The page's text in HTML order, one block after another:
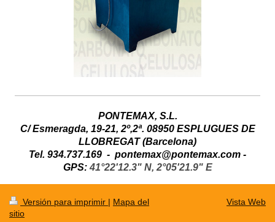
PONTEMAX, S.L.
C/ Esmeragda, 19-21, 2º,2ª. 08950 ESPLUGUES DE
LLOBREGAT (Barcelona)
Tel. 934.737.169 - pontemax@pontemax.com -
GPS: 41°22'12.3" N, 2°05'21.9" E
Versión para imprimir | Mapa del
sitio
Vista Web